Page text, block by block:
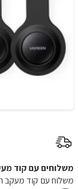
משלוחים עם קוד מעקב
משלוח​ עם קוד מעקב